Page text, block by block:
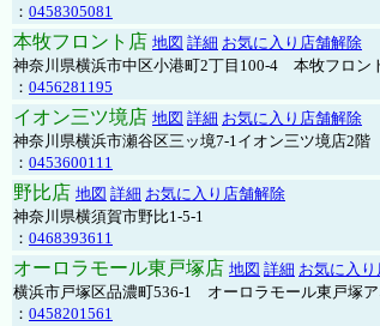
： 0458305081
本牧フロント店 地図 詳細 お気に入り店舗解除
神奈川県横浜市中区小港町2丁目100-4 本牧フロン
： 0456281195
イオン三ツ境店 地図 詳細 お気に入り店舗解除
神奈川県横浜市瀬谷区三ッ境7-1イオン三ツ境店2階
： 0453600111
野比店 地図 詳細 お気に入り店舗解除
神奈川県横須賀市野比1-5-1
： 0468393611
オーロラモール東戸塚店 地図 詳細 お気に入
横浜市戸塚区品濃町536-1 オーロラモール東戸塚
： 0458201561